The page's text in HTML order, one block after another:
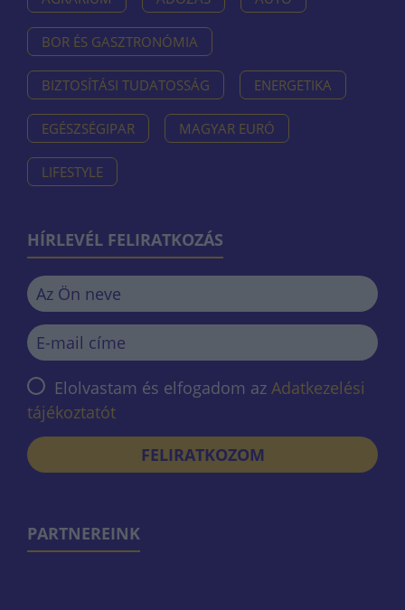
BOR ÉS GASZTRONÓMIA
BIZTOSÍTÁSI TUDATOSSÁG ENERGETIKA
EGÉSZSÉGIPAR MAGYAR EURÓ
LIFESTYLE
HÍRLEVÉL FELIRATKOZÁS
Elolvastam és elfogadom az Adatkezelési
tájékoztatót
FELIRATKOZOM
PARTNEREINK